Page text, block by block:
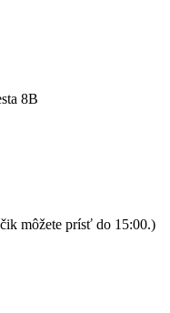
8B
môžete prísť do 15:00.)